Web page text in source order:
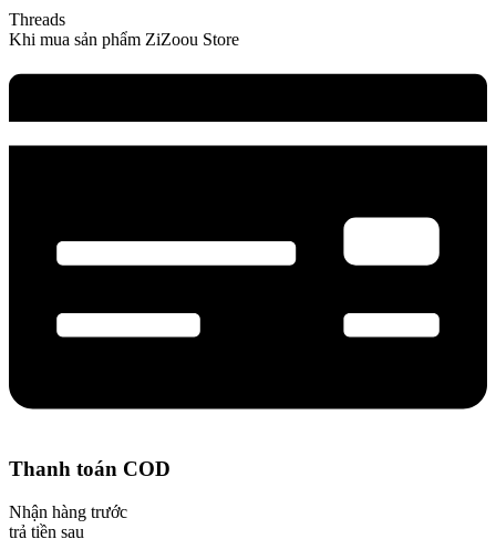
Threads
Khi mua sản phẩm ZiZoou Store
Thanh toán COD
Nhận hàng trước
trả tiền sau